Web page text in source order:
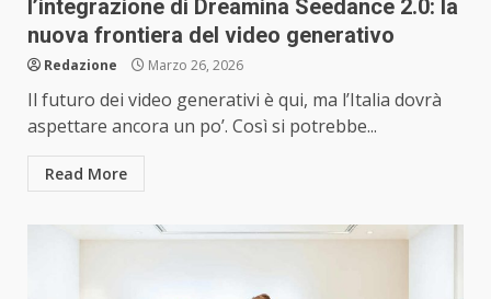
l’integrazione di Dreamina Seedance 2.0: la
nuova frontiera del video generativo
Redazione Marzo 26, 2026
Il futuro dei video generativi è qui, ma l’Italia dovrà
aspettare ancora un po’. Così si potrebbe...
Read More